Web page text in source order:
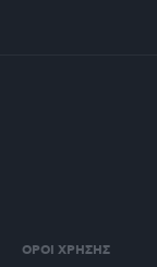
ΟΡΟΙ ΧΡΗΣΗΣ